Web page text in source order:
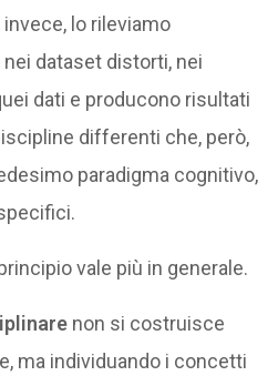
lo rileviamo
dataset distorti, nei
dati e producono risultati
differenti che, però,
paradigma cognitivo,
vale più in generale.
non si costruisce
ma individuando i concetti